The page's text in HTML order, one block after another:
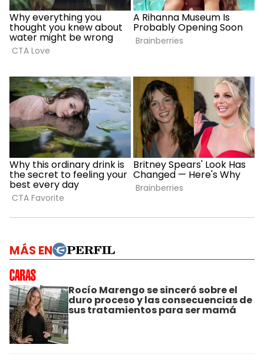
MÁS EN
Rocío Marengo se sinceró sobre el
duro proceso y las consecuencias de
sus tratamientos para ser mamá